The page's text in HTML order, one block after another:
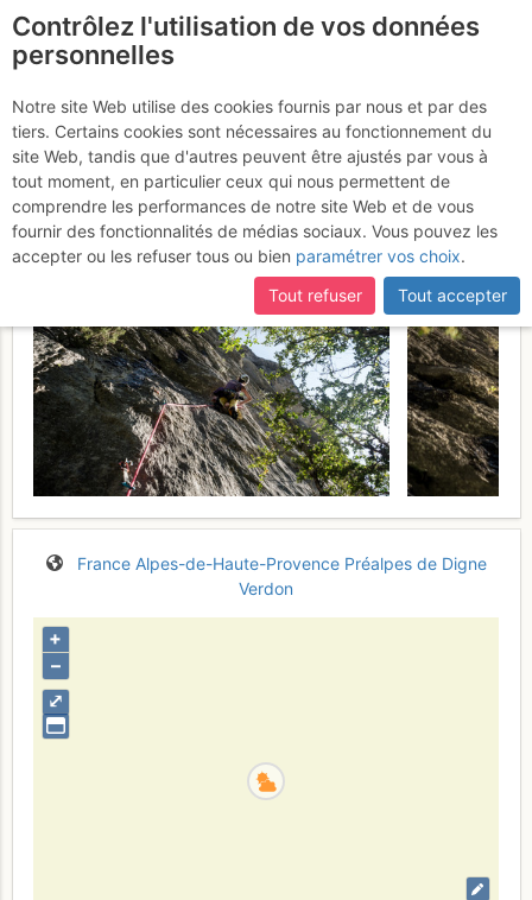
certaines pages ne sont plus accessibles, manquantes ou
incomplètes, déconnectez-vous puis reconnectez-vous à votre
compte sur le site.
Verdon - Grand
Eycharme : Bambino
bambino
Samedi 8 avril 2017
France Alpes-de-Haute-Provence Préalpes de Digne
Verdon
⤢
+
–
Contrôlez l'utilisation de vos données
personnelles
Notre site Web utilise des cookies fournis par nous et par des
tiers. Certains cookies sont nécessaires au fonctionnement du
site Web, tandis que d'autres peuvent être ajustés par vous à
tout moment, en particulier ceux qui nous permettent de
comprendre les performances de notre site Web et de vous
fournir des fonctionnalités de médias sociaux. Vous pouvez les
accepter ou les refuser tous ou bien paramétrer vos choix.
Tout refuser
Tout accepter